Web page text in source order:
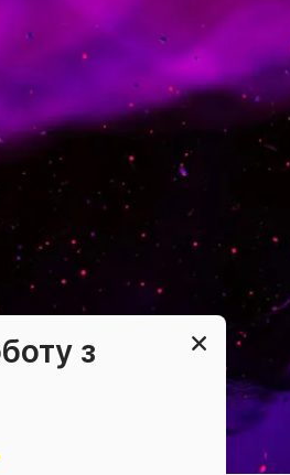
з